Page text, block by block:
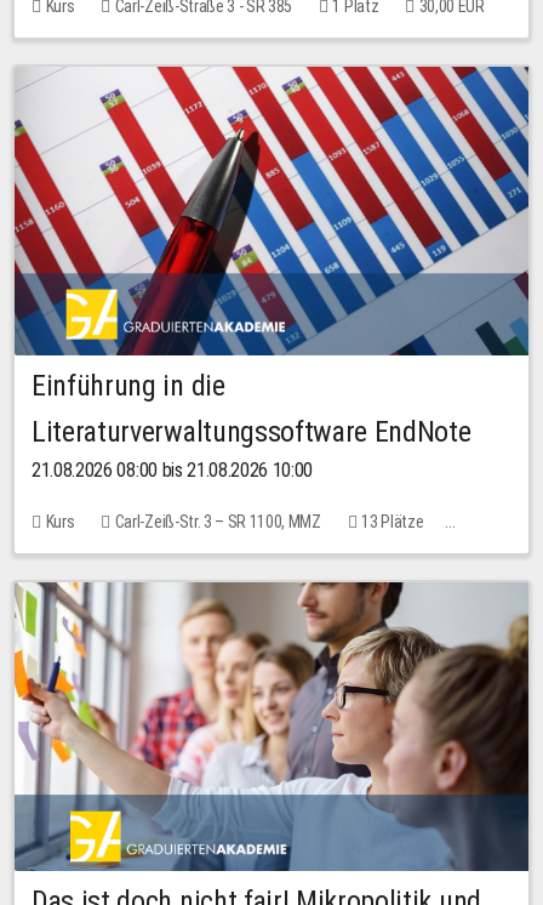
Kurs Carl-Zeiß-Straße 3 - SR 385 1 Platz 30,00 EUR
Einführung in die
Literaturverwaltungssoftware EndNote
21.08.2026 08:00 bis 21.08.2026 10:00
Kurs Carl-Zeiß-Str. 3 – SR 1100, MMZ
13 Plätze
10,00 EUR